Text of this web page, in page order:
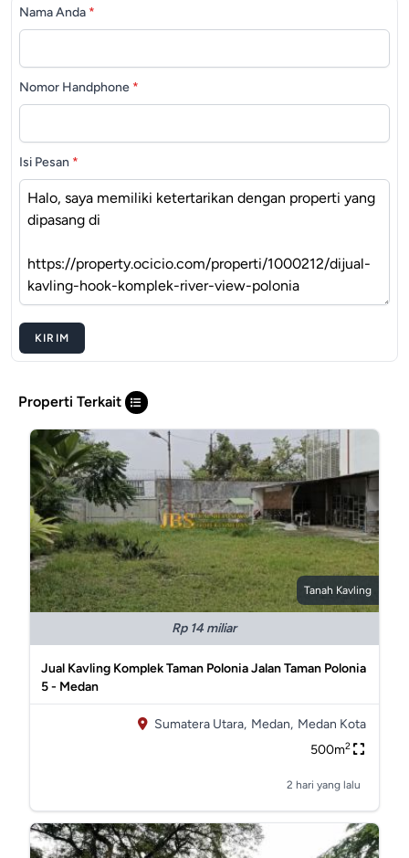
Nama Anda *
Nomor Handphone *
Isi Pesan *
KIRIM
Properti Terkait
Tanah Kavling
Rp 14 miliar
Jual Kavling Komplek Taman Polonia Jalan Taman Polonia
5 - Medan
Sumatera Utara, Medan, Medan Kota
500m2
2 hari yang lalu